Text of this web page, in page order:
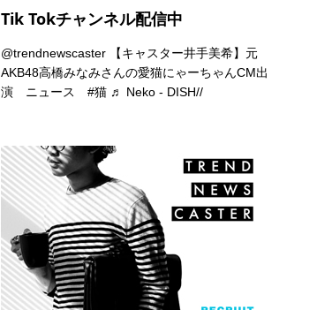
Tik Tokチャンネル配信中
@trendnewscaster 【キャスター井手美希】元
AKB48高橋みなみさんの愛猫にゃーちゃんCM出
演 ニュース#猫 ♬ Neko - DISH//